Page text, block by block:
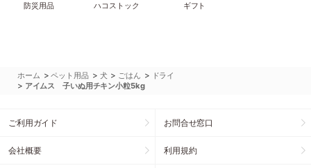
防災用品 ハコストック ギフト
ホーム >ペット用品 > 犬 > ごはん > ドライ
> アイムス 子いぬ用チキン小粒5kg
ご利用ガイド お問合せ窓口
会社概要 利用規約